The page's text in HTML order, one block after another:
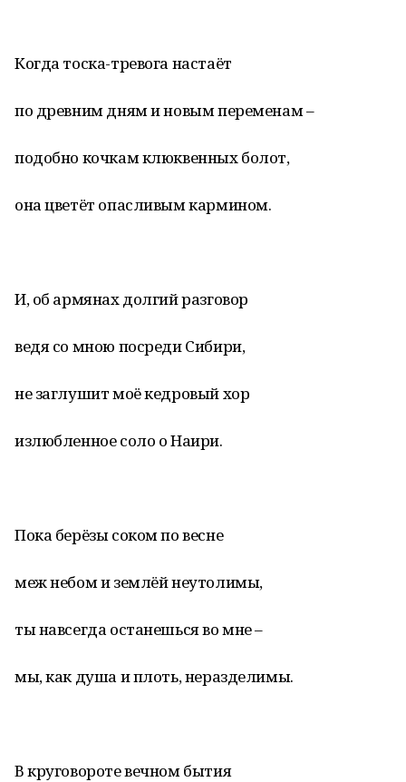
Когда тоска-тревога настаёт
по древним дням и новым переменам –
подобно кочкам клюквенных болот,
она цветёт опасливым кармином.
И, об армянах долгий разговор
ведя со мною посреди Сибири,
не заглушит моё кедровый хор
излюбленное соло о Наири.
Пока берёзы соком по весне
меж небом и землёй неутолимы,
ты навсегда останешься во мне –
мы, как душа и плоть, неразделимы.
В круговороте вечном бытия